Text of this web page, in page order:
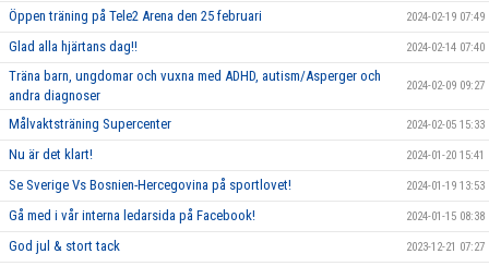
Öppen träning på Tele2 Arena den 25 februari 2024-02-19 07:49
Glad alla hjärtans dag!! 2024-02-14 07:40
Träna barn, ungdomar och vuxna med ADHD, autism/Asperger och
andra diagnoser
2024-02-09 09:27
Målvaktsträning Supercenter 2024-02-05 15:33
Nu är det klart! 2024-01-20 15:41
Se Sverige Vs Bosnien-Hercegovina på sportlovet! 2024-01-19 13:53
Gå med i vår interna ledarsida på Facebook! 2024-01-15 08:38
God jul & stort tack 2023-12-21 07:27